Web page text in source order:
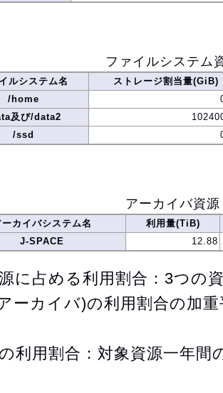
ファイルシステム
ルシステム名
ストレージ割当量(GiB)
/home
及び/data2
/ssd
アーカイバ資源
ーカイバシステム名
利用量(TiB)
J-SPACE
12.88
に占める利用割合：3つの
ーカイバ)の利用割合の加重
利用割合：対象資源一年間